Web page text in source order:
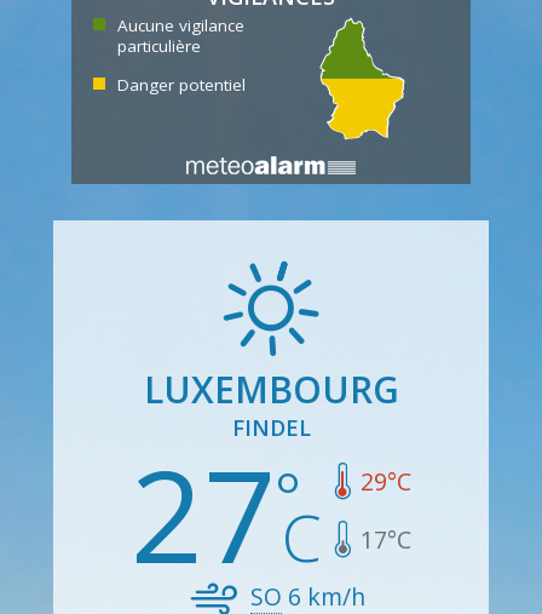
Aucune vigilance
particulière
Danger potentiel
LUXEMBOURG
FINDEL
27 29°C
17°C
SO 6 km/h